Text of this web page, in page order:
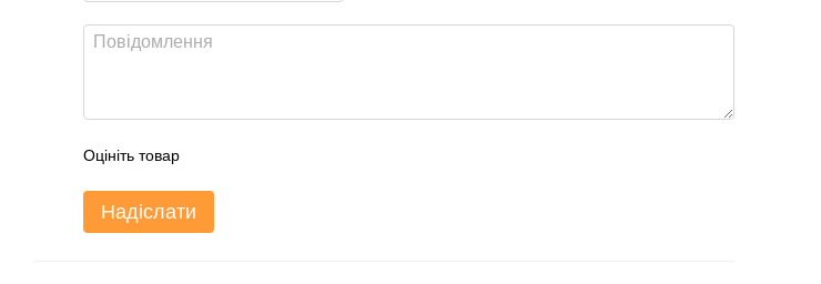
Оцініть товар
Надіслати